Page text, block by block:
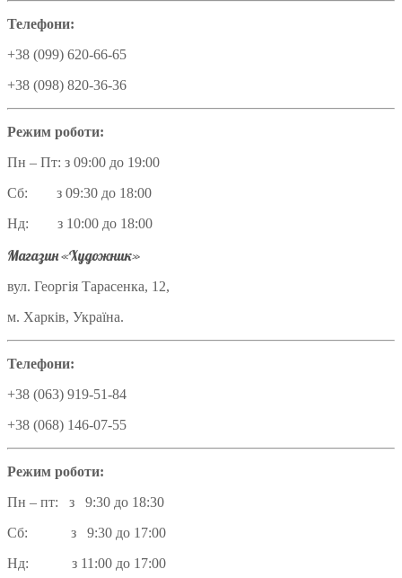
Телефони:
+38 (099) 620-66-65
+38 (098) 820-36-36
Режим роботи:
Пн – Пт: з 09:00 до 19:00
Сб: з 09:30 до 18:00
Нд: з 10:00 до 18:00
Магазин «Художник»
вул. Георгія Тарасенка, 12,
м. Харків, Україна.
Телефони:
+38 (063) 919-51-84
+38 (068) 146-07-55
Режим роботи:
Пн – пт: з 9:30 до 18:30
Сб: з 9:30 до 17:00
Нд: з 11:00 до 17:00